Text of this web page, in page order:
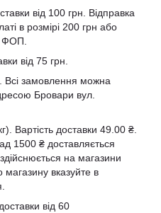
від 100 грн. Відправка
в розмірі 200 грн або
ФОП.
від 75 грн.
Всі замовлення можна
Бровари вул.
Вартість доставки 49.00 ₴.
1500 ₴ доставляється
здійснюється на магазини
магазину вказуйте в
від 60